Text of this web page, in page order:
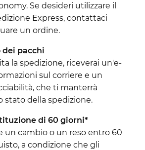
Se desideri utilizzare il
Express, contattaci
un ordine.
pacchi
la spedizione, riceverai un'e-
sul corriere e un
che ti manterrà
stato della spedizione.
di 60 giorni*
un cambio o un reso entro 60
a condizione che gli